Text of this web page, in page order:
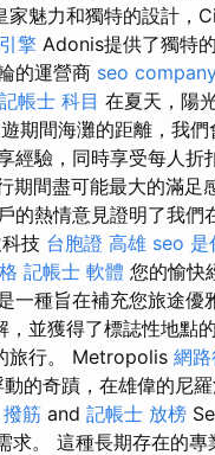
家魅力和獨特的設計，
擎 Adonis提供了獨特
的運營商 seo
記帳士 科目 在夏天，陽
期間海灘的距離，我
經驗，同時享受每人折
間盡可能最大的滿足
的熱情意見證明了我們
技 台胞證 高雄 seo 是
記帳士 軟體 您的愉快
一種旨在補充您旅途優
並獲得了標誌性地點
旅行。 Metropolis 網
的奇蹟，在雄偉的尼羅
筋 and 記帳士 放榜
。 這種長期存在的專